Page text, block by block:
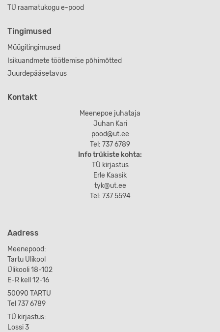
TÜ raamatukogu e-pood
Tingimused
Müügitingimused
Isikuandmete töötlemise põhimõtted
Juurdepääsetavus
Kontakt
Meenepoe juhataja
Juhan Kari
pood@ut.ee
Tel: 737 6789
Info trükiste kohta:
TÜ kirjastus
Erle Kaasik
tyk@ut.ee
Tel: 737 5594
Aadress
Meenepood:
Tartu Ülikool
Ülikooli 18-102
E-R kell 12-16
50090 TARTU
Tel 737 6789
TÜ kirjastus:
Lossi 3